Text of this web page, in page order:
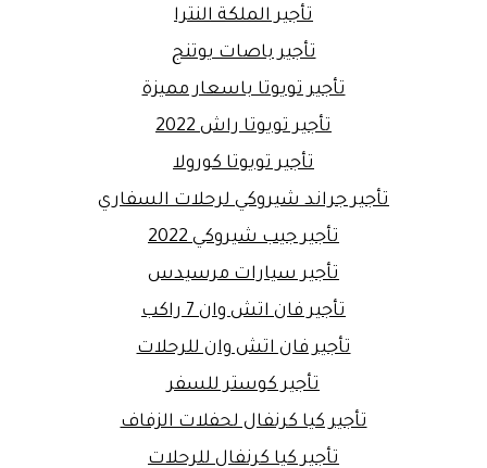
تأجير الملكة النترا
تأجير باصات يوتنج
تأجير تويوتا باسعار مميزة
تأجير تويوتا راش 2022
تأجير تويوتا كورولا
تأجير جراند شيروكي لرحلات السفاري
تأجير جيب شيروكي 2022
تأجير سيارات مرسيدس
تأجير فان اتش وان 7 راكب
تأجير فان اتش وان للرحلات
تأجير كوستر للسفر
تأجير كيا كرنفال لحفلات الزفاف
تأجير كيا كرنفال للرحلات